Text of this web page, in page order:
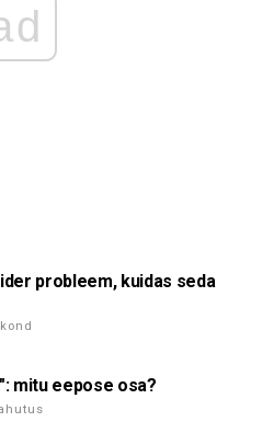
probleem, kuidas seda
mitu eepose osa?